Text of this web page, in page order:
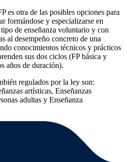
es otra de las posibles opciones para
formándose y especializarse en
de enseñanza voluntario y con
al desempeño concreto de una
conocimientos técnicos y prácticos
sus dos ciclos (FP básica y
años de duración).
regulados por la ley son:
artísticas, Enseñanzas
adultas y Enseñanza